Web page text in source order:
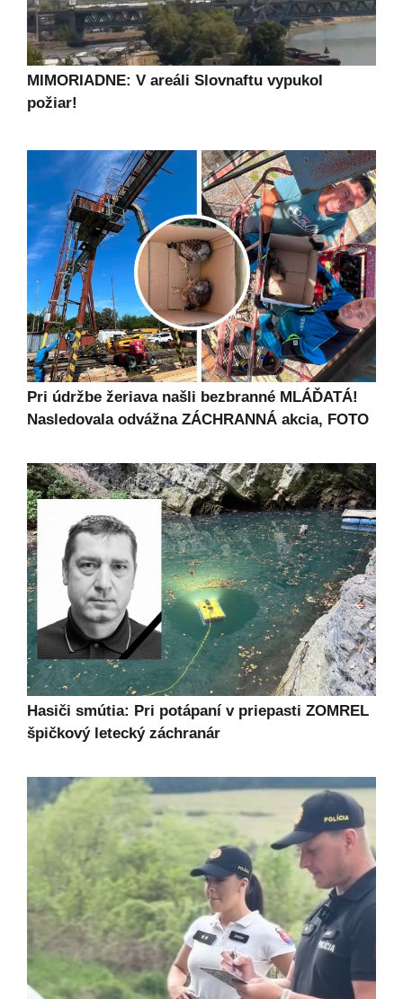
MIMORIADNE: V areáli Slovnaftu vypukol
požiar!
Pri údržbe žeriava našli bezbranné MLÁĎATÁ!
Nasledovala odvážna ZÁCHRANNÁ akcia, FOTO
Hasiči smútia: Pri potápaní v priepasti ZOMREL
špičkový letecký záchranár